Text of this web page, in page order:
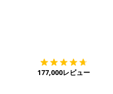
177,000レビュー